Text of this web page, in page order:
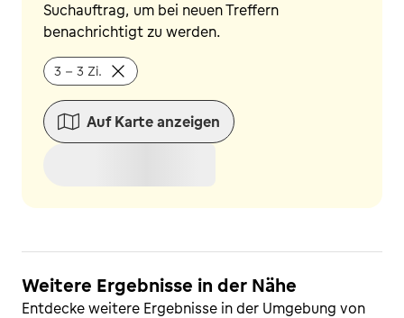
Suchauftrag, um bei neuen Treffern
benachrichtigt zu werden.
3 - 3 Zi.
Auf Karte anzeigen
Weitere Ergebnisse in der Nähe
Entdecke weitere Ergebnisse in der Umgebung von